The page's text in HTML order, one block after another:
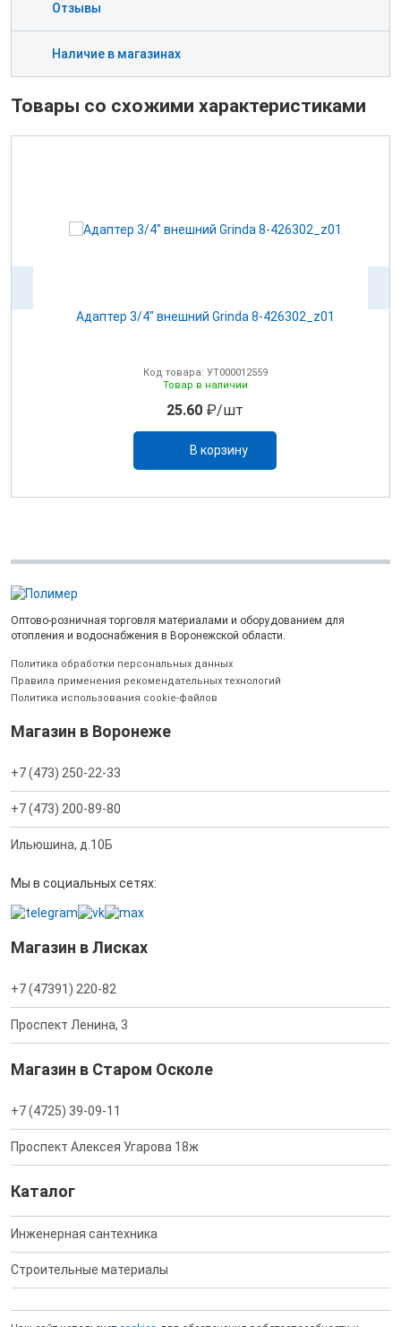
Отзывы
Наличие в магазинах
Товары со схожими характеристиками
Адаптер 3/4" внешний Grinda 8-426302_z01
Код товара: УТ000012559
Товар в наличии
25.60 ₽/шт
В корзину
Оптово-розничная торговля материалами и оборудованием для
отопления и водоснабжения в Воронежской области.
Политика обработки персональных данных
Правила применения рекомендательных технологий
Политика использования cookie-файлов
Магазин в Воронеже
+7 (473) 250-22-33
+7 (473) 200-89-80
Ильюшина, д.10Б
Мы в социальных сетях:
Магазин в Лисках
+7 (47391) 220-82
Проспект Ленина, 3
Магазин в Старом Осколе
+7 (4725) 39-09-11
Проспект Алексея Угарова 18ж
Каталог
Инженерная сантехника
Строительные материалы